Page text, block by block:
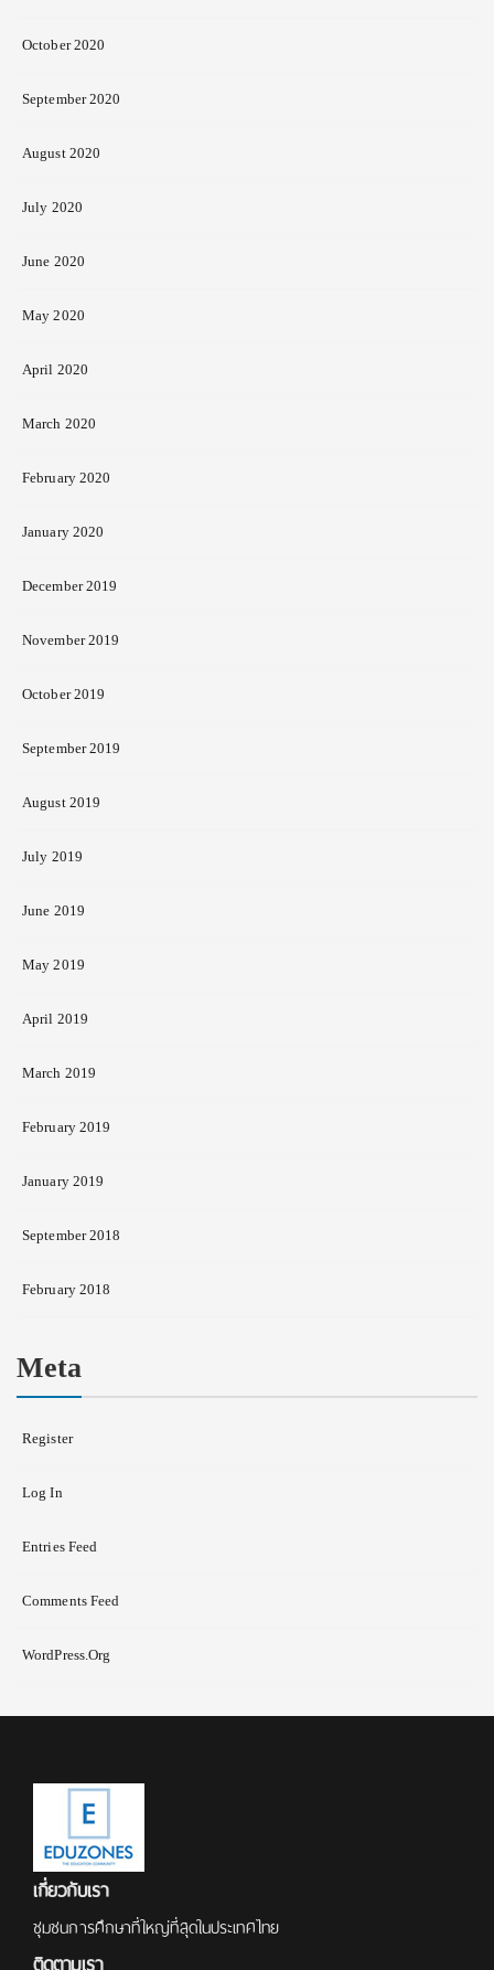
October 2020
September 2020
August 2020
July 2020
June 2020
May 2020
April 2020
March 2020
February 2020
January 2020
December 2019
November 2019
October 2019
September 2019
August 2019
July 2019
June 2019
May 2019
April 2019
March 2019
February 2019
January 2019
September 2018
February 2018
Meta
Register
Log In
Entries Feed
Comments Feed
WordPress.org
เกี่ยวกับเรา
ชุมชนการศึกษาที่ใหญ่ที่สุดในประเทศไทย